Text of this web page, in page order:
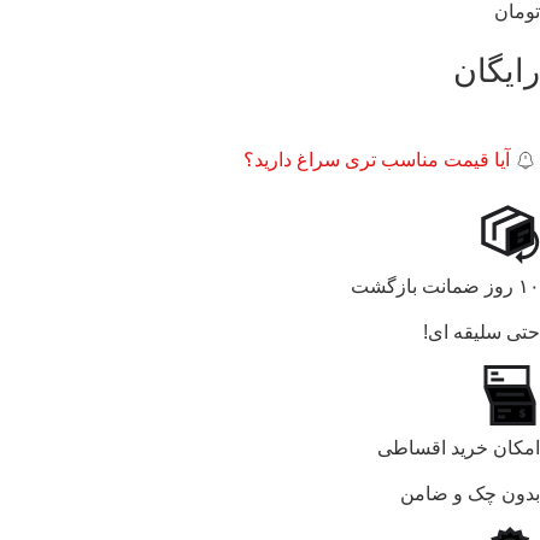
تومان
رایگان
آیا قیمت مناسب تری سراغ دارید؟
۱۰ روز ضمانت بازگشت
حتی سلیقه ای!
امکان خرید اقساطی
بدون چک و ضامن